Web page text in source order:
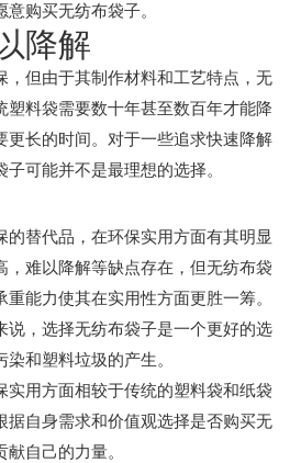
购买无纺布袋子。
降解
，但由于其制作材料和工艺特点，无
塑料袋需要数十年甚至数百年才能降
更长的时间。对于一些追求快速降解
可能并不是最理想的选择。
的替代品，在环保实用方面有其明显
，难以降解等缺点存在，但无纺布袋
能力使其在实用性方面更胜一筹。
说，选择无纺布袋子是一个更好的选
和塑料垃圾的产生。
实用方面相较于传统的塑料袋和纸袋
据自身需求和价值观选择是否购买无
自己的力量。